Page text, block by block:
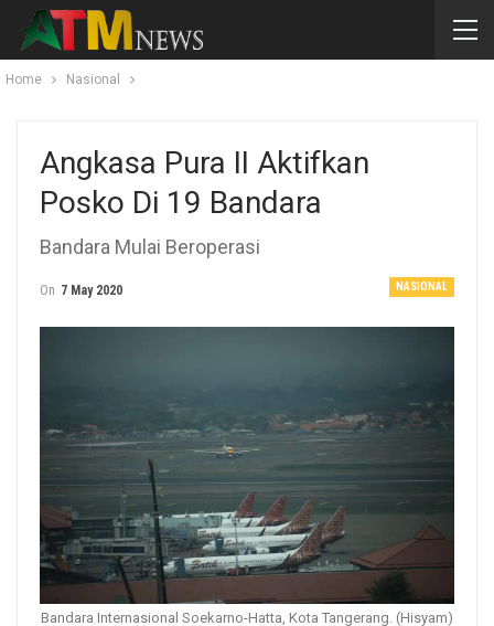
Home Nasional
Angkasa Pura II Aktifkan
Posko Di 19 Bandara
Bandara Mulai Beroperasi
NASIONAL
On 7 May 2020
Bandara Internasional Soekarno-Hatta, Kota Tangerang. (Hisyam)